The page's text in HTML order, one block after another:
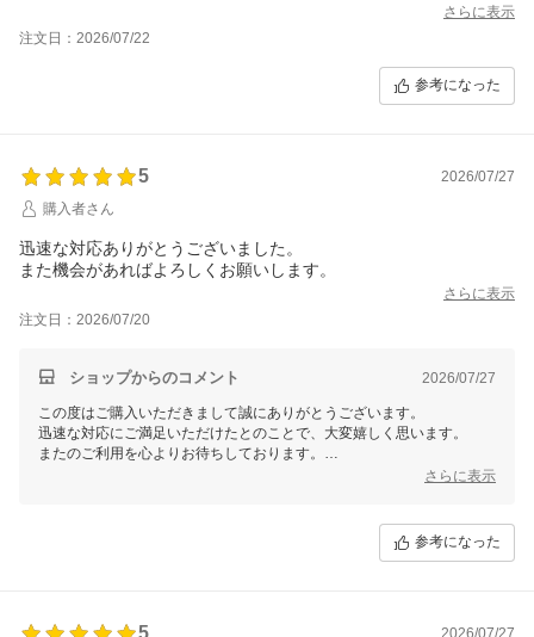
さらに表示
注文日：2026/07/22
参考になった
5
2026/07/27
購入者さん
迅速な対応ありがとうございました。
また機会があればよろしくお願いします。
さらに表示
注文日：2026/07/20
ショップからのコメント 2026/07/27
この度はご購入いただきまして誠にありがとうございます。
迅速な対応にご満足いただけたとのことで、大変嬉しく思います。
またのご利用を心よりお待ちしております。
さらに表示
参考になった
5 2026/07/27